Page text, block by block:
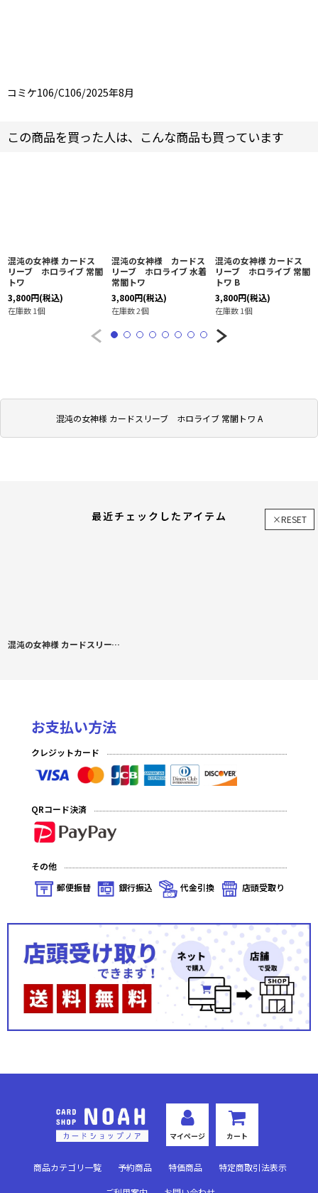
混沌の女神様 カードスリーブ ホロライブ 常闇トワ A
コミケ106/C106/2025年8月
この商品を買った人は、こんな商品も買っています
混沌の女神様 カードス
リーブ ホロライブ 常闇
トワ
3,800円(税込)
在庫数 1個
混沌の女神様 カードス
リーブ ホロライブ 水着
常闇トワ
3,800円(税込)
在庫数 2個
混沌の女神様 カードス
リーブ ホロライブ 常闇
トワ B
3,800円(税込)
在庫数 1個
最近チェックしたアイテム ×RESET
混沌の女神様 カードスリーブ ホロライブ 常闇トワ A
お支払い方法
クレジットカード
QRコード決済
その他
郵便振替
銀行振込 代金引換 店頭受取り
マイページ カート
商品カテゴリ一覧 予約商品 特価商品 特定商取引法表示